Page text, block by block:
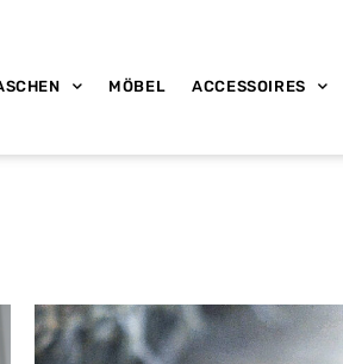
MÖBEL ACCESSOIRES